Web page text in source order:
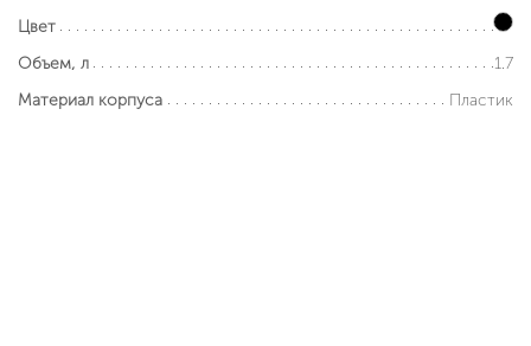
Цвет
Объем, л
1.7
Материал корпуса
Пластик